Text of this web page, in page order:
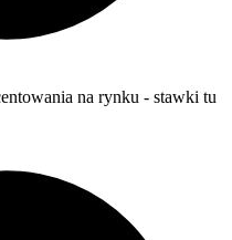
na rynku - stawki tu